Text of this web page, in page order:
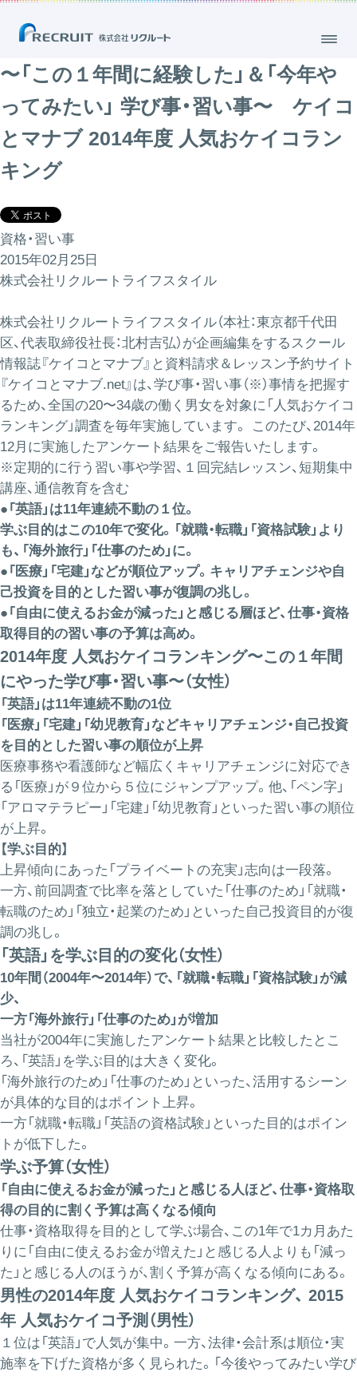
〜「この１年間に経験した」＆「今年や
ってみたい」 学び事・習い事〜 ケイコ
とマナブ 2014年度 人気おケイコラン
キング
資格・習い事
2015年02月25日
株式会社リクルートライフスタイル
株式会社リクルートライフスタイル（本社：東京都千代田
区、代表取締役社長：北村吉弘）が企画編集をするスクール
情報誌『ケイコとマナブ』と資料請求＆レッスン予約サイト
『ケイコとマナブ.net』は、学び事・習い事（※）事情を把握す
るため、全国の20〜34歳の働く男女を対象に「人気おケイコ
ランキング」調査を毎年実施しています。 このたび、2014年
12月に実施したアンケート結果をご報告いたします。
※定期的に行う習い事や学習、１回完結レッスン、短期集中
講座、通信教育を含む
●「英語」は11年連続不動の１位。
学ぶ目的はこの10年で変化。「就職・転職」「資格試験」より
も、「海外旅行」「仕事のため」に。
●「医療」「宅建」などが順位アップ。キャリアチェンジや自
己投資を目的とした習い事が復調の兆し。
●「自由に使えるお金が減った」と感じる層ほど、仕事・資格
取得目的の習い事の予算は高め。
2014年度 人気おケイコランキング〜この１年間
にやった学び事・習い事〜（女性）
「英語」は11年連続不動の1位
「医療」「宅建」「幼児教育」などキャリアチェンジ・自己投資
を目的とした習い事の順位が上昇
医療事務や看護師など幅広くキャリアチェンジに対応でき
る「医療」が９位から５位にジャンプアップ。他、「ペン字」
「アロマテラピー」「宅建」「幼児教育」といった習い事の順位
が上昇。
【学ぶ目的】
上昇傾向にあった「プライベートの充実」志向は一段落。
一方、前回調査で比率を落としていた「仕事のため」「就職・
転職のため」「独立・起業のため」といった自己投資目的が復
調の兆し。
「英語」を学ぶ目的の変化（女性）
10年間（2004年〜2014年）で、「就職・転職」「資格試験」が減
少、
一方「海外旅行」「仕事のため」が増加
当社が2004年に実施したアンケート結果と比較したとこ
ろ、「英語」を学ぶ目的は大きく変化。
「海外旅行のため」「仕事のため」といった、活用するシーン
が具体的な目的はポイント上昇。
一方「就職・転職」「英語の資格試験」といった目的はポイン
トが低下した。
学ぶ予算（女性）
「自由に使えるお金が減った」と感じる人ほど、仕事・資格取
得の目的に割く予算は高くなる傾向
仕事・資格取得を目的として学ぶ場合、この1年で1カ月あた
りに「自由に使えるお金が増えた」と感じる人よりも「減っ
た」と感じる人のほうが、割く予算が高くなる傾向にある。
男性の2014年度 人気おケイコランキング、 2015
年 人気おケイコ予測（男性）
１位は「英語」で人気が集中。一方、法律・会計系は順位・実
施率を下げた資格が多く見られた。「今後やってみたい学び